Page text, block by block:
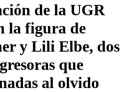
de la UGR
la figura de
y Lili Elbe, dos
que
al olvido